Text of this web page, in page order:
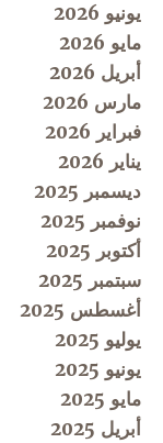
يونيو 2026
مايو 2026
أبريل 2026
مارس 2026
فبراير 2026
يناير 2026
ديسمبر 2025
نوفمبر 2025
أكتوبر 2025
سبتمبر 2025
أغسطس 2025
يوليو 2025
يونيو 2025
مايو 2025
أبريل 2025